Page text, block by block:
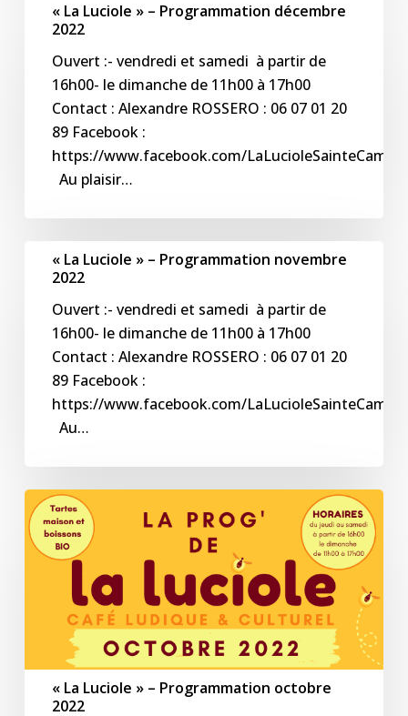
Luciole »
Programmation
décembre
2022
« La Luciole » – Programmation décembre
2022
Ouvert :- vendredi et samedi à partir de
16h00- le dimanche de 11h00 à 17h00
Contact : Alexandre ROSSERO : 06 07 01 20
89 Facebook :
https://www.facebook.com/
Au plaisir…
Luciole »
Programmation
novembre
2022
« La Luciole » – Programmation novembre
2022
Ouvert :- vendredi et samedi à partir de
16h00- le dimanche de 11h00 à 17h00
Contact : Alexandre ROSSERO : 06 07 01 20
89 Facebook :
https://www.facebook.com/
Au…
« La
Luciole »
–
Programmation
octobre
« La Luciole » – Programmation octobre
2022